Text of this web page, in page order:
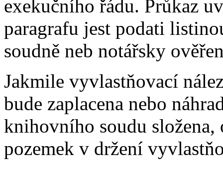
exekučního řádu. Průkaz
paragrafu jest podati
soudně neb notářsky
Jakmile vyvlastňovací
bude zaplacena nebo
knihovního soudu
pozemek v držení